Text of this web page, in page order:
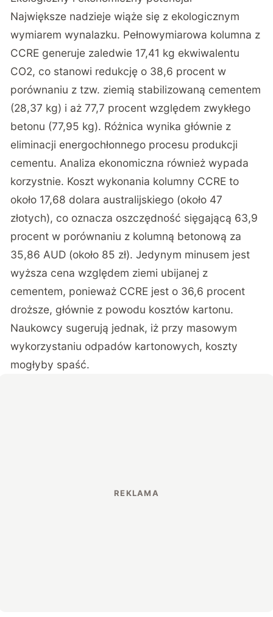
Największe nadzieje wiąże się z ekologicznym
wymiarem wynalazku. Pełnowymiarowa kolumna z
CCRE generuje zaledwie 17,41 kg ekwiwalentu
CO2, co stanowi redukcję o 38,6 procent w
porównaniu z tzw. ziemią stabilizowaną cementem
(28,37 kg) i aż 77,7 procent względem zwykłego
betonu (77,95 kg). Różnica wynika głównie z
eliminacji energochłonnego procesu produkcji
cementu. Analiza ekonomiczna również wypada
korzystnie. Koszt wykonania kolumny CCRE to
około 17,68 dolara australijskiego (około 47
złotych), co oznacza oszczędność sięgającą 63,9
procent w porównaniu z kolumną betonową za
35,86 AUD (około 85 zł). Jedynym minusem jest
wyższa cena względem ziemi ubijanej z
cementem, ponieważ CCRE jest o 36,6 procent
droższe, głównie z powodu kosztów kartonu.
Naukowcy sugerują jednak, iż przy masowym
wykorzystaniu odpadów kartonowych, koszty
mogłyby spaść.